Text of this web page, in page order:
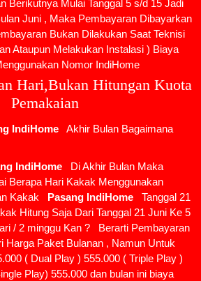
Berikutnya Mulai Tanggal 5 s/d 15 Jadi
Juni , Maka Pembayaran Dibayarkan
Bukan Dilakukan Saat Teknisi
Ataupun Melakukan Instalasi ) Biaya
Nomor IndiHome
Hari,Bukan Hitungan Kuota
Pemakaian
IndiHome
Akhir Bulan Bagaimana
IndiHome
Di Akhir Bulan Maka
Berapa Hari Kakak Menggunakan
Kakak
Pasang IndiHome
Tanggal 21
Hitung Saja Dari Tanggal 21 Juni Ke 5
/ 2 minggu Kan ? Berarti Pembayaran
Harga Paket Bulanan , Namun Untuk
( Dual Play ) 555.000 ( Triple Play )
Play) 555.000 dan bulan ini biaya